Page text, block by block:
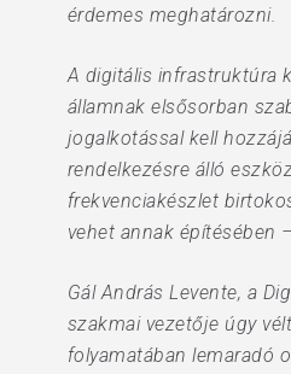
érdemes meghatározni.
A digitális infrastruktúra
államnak elsősorban
jogalkotással kell
rendelkezésre álló
frekvenciakészlet
vehet annak építésében
Gál András Levente, a
szakmai vezetője úgy
folyamatában lemaradó